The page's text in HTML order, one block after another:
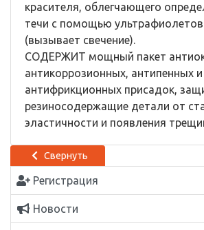
Свернуть
Регистрация
Новости
красителя, облегчающего
течи с помощью
(вызывает свечение).
СОДЕРЖИТ мощный пакет
антикоррозионных, антипенных и
антифрикционных присадок,
резиносодержащие детали от
эластичности и появления